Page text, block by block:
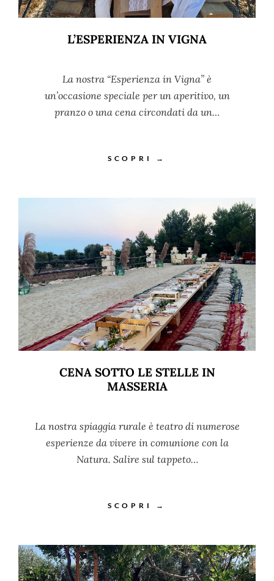
L’ESPERIENZA IN VIGNA
La nostra “Esperienza in Vigna” è
un’occasione speciale per un aperitivo, un
pranzo o una cena circondati da un…
SCOPRI →
CENA SOTTO LE STELLE IN
MASSERIA
La nostra spiaggia rurale è teatro di numerose
esperienze da vivere in comunione con la
Natura. Salire sul tappeto…
SCOPRI →